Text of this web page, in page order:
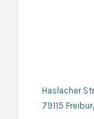
Haslacher
79115